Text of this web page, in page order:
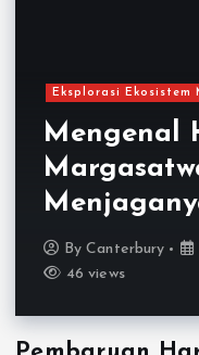
Eksplorasi Ekosistem
Mengenal
ByCanterbury
46 views